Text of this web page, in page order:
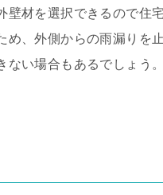
壁材を選択できるので住
め、外側からの雨漏りを
ない場合もあるでしょう。